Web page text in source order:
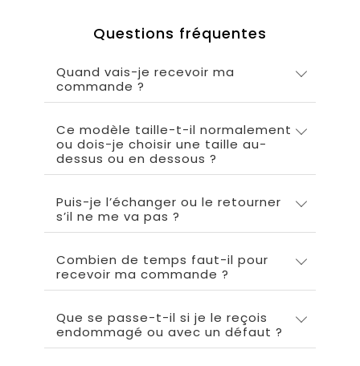
Questions fréquentes
Quand vais-je recevoir ma
commande ?
Ce modèle taille-t-il normalement
ou dois-je choisir une taille au-
dessus ou en dessous ?
Puis-je l’échanger ou le retourner
s’il ne me va pas ?
Combien de temps faut-il pour
recevoir ma commande ?
Que se passe-t-il si je le reçois
endommagé ou avec un défaut ?